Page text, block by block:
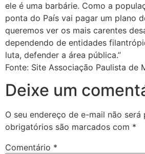
ele é uma barbárie. Como a
ponta do País vai pagar um plano
queremos ver os mais carentes
dependendo de entidades
luta, defender a área pública.”
Fonte: Site Associação Paulista de
Deixe um
O seu endereço de e-mail não será
obrigatórios são marcados com *
Comentário *